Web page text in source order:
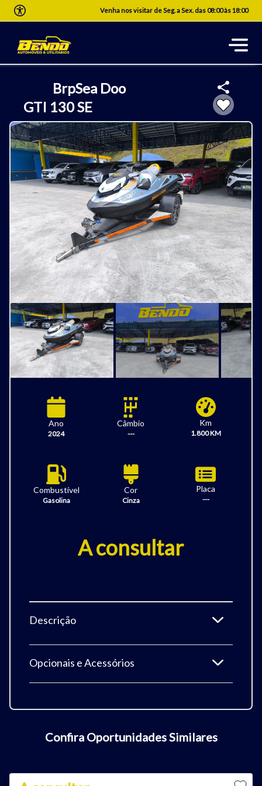
Venha nos visitar de Seg. a Sex. das 08:00 às 18:00
BrpSea Doo
GTI 130 SE
Ano
2024
Câmbio
---
Km
1.800 KM
Combustível
Gasolina
Cor
Cinza
Placa
---
A consultar
Descrição
Opcionais e Acessórios
Confira Oportunidades Similares